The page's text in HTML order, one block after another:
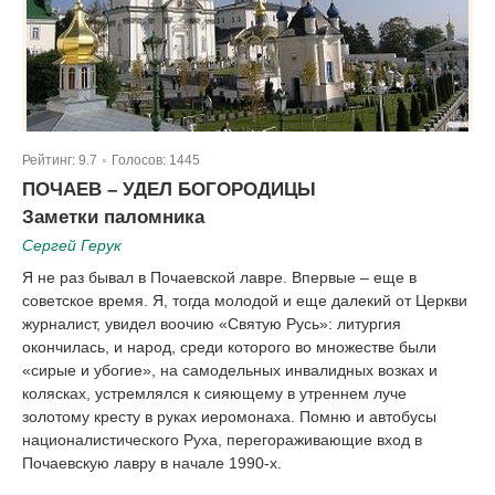
Рейтинг: 9.7 Голосов: 1445
ПОЧАЕВ – УДЕЛ БОГОРОДИЦЫ
Заметки паломника
Сергей Герук
Я не раз бывал в Почаевской лавре. Впервые – еще в
советское время. Я, тогда молодой и еще далекий от Церкви
журналист, увидел воочию «Святую Русь»: литургия
окончилась, и народ, среди которого во множестве были
«сирые и убогие», на самодельных инвалидных возках и
колясках, устремлялся к сияющему в утреннем луче
золотому кресту в руках иеромонаха. Помню и автобусы
националистического Руха, перегораживающие вход в
Почаевскую лавру в начале 1990-х.